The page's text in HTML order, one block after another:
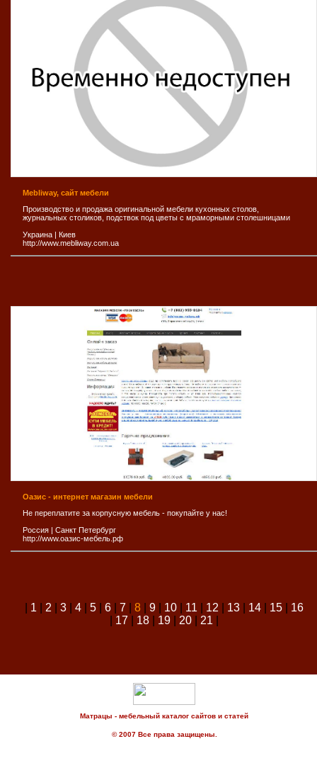
Mebliway, сайт мебели
Производство и продажа оригинальной мебели кухонных столов,
журнальных столиков, подствок под цветы с мраморными столешницами
Украина | Киев
http://www.mebliway.com.ua
Оазис - интернет магазин мебели
Не переплатите за корпусную мебель - покупайте у нас!
Россия | Санкт Петербург
http://www.оазис-мебель.рф
1 2 3| 4| 5| 6| 7| 8 9| 10| 11 12 13| 14| 15| 16
17| 18| 19| 20| 21
Матрацы - мебельный каталог сайтов и статей
© 2007 Все права защищены.